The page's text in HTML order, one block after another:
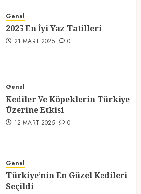
21 MART 2025
Üzerine Etkisi
12 MART 2025 0
Seçildi
12 MART 2025 0
Genel
2025 En İyi Yaz Tatilleri
21 MART 2025 0
Genel
Kediler Ve Köpeklerin Türkiye
Üzerine Etkisi
12 MART 2025 0
Genel
Türkiye’nin En Güzel Kedileri
Seçildi